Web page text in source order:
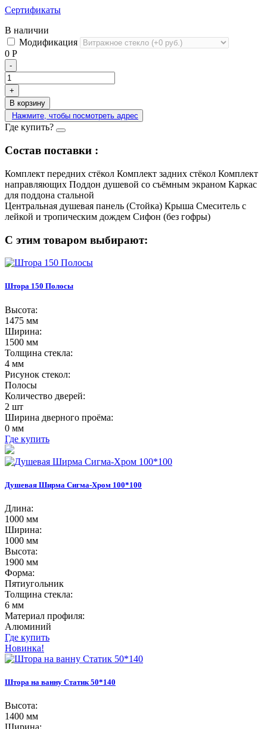
Сертификаты
В наличии
Модификация
0 Р
-
+
В корзину
Нажмите, чтобы посмотреть адрес
Где купить?
Состав поставки :
Комплект передних стёкол Комплект задних стёкол Комплект
направляющих Поддон душевой со съёмным экраном Каркас
для поддона стальной
Центральная душевая панель (Стойка) Крыша Смеситель с
лейкой и тропическим дождем Сифон (без гофры)
С этим товаром выбирают:
Штора 150 Полосы
Высота:
1475 мм
Ширина:
1500 мм
Толщина стекла:
4 мм
Рисунок стекол:
Полосы
Количество дверей:
2 шт
Ширина дверного проёма:
0 мм
Где купить
Душевая Ширма Сигма-Хром 100*100
Длина:
1000 мм
Ширина:
1000 мм
Высота:
1900 мм
Форма:
Пятиугольник
Толщина стекла:
6 мм
Материал профиля:
Алюминий
Где купить
Новинка!
Штора на ванну Статик 50*140
Высота:
1400 мм